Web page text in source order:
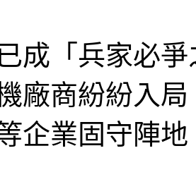
成「兵家必
廠商紛紛入
企業固守陣